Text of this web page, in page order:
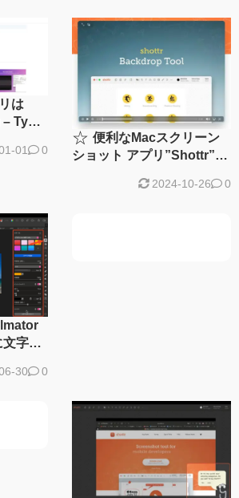
は
Type
01 0
☆ 便利なMacスクリーン
ショット アプリ”Shottr”が
2024-10-26 0
文字を
30 0